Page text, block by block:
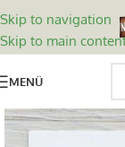
Skip to navigation
Skip to main
MENÜ